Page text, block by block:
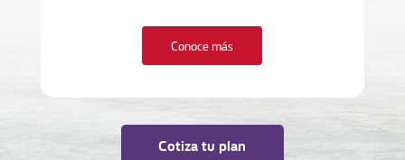
Conoce más
Cotiza tu plan